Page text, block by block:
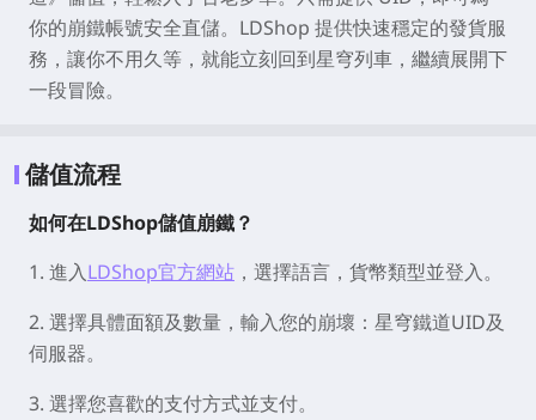
你的崩鐵帳號安全直儲。LDShop 提供快速穩定的發貨服
務，讓你不用久等，就能立刻回到星穹列車，繼續展開下
一段冒險。
儲值流程
如何在LDShop儲值崩鐵？
1. 進入LDShop官方網站 ，選擇語言，貨幣類型並登入。
2. 選擇具體面額及數量，輸入您的崩壞：星穹鐵道UID及
伺服器。
3. 選擇您喜歡的支付方式並支付。